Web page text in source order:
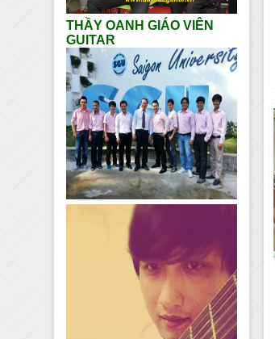
THẦY OANH GIÁO VIÊN
GUITAR